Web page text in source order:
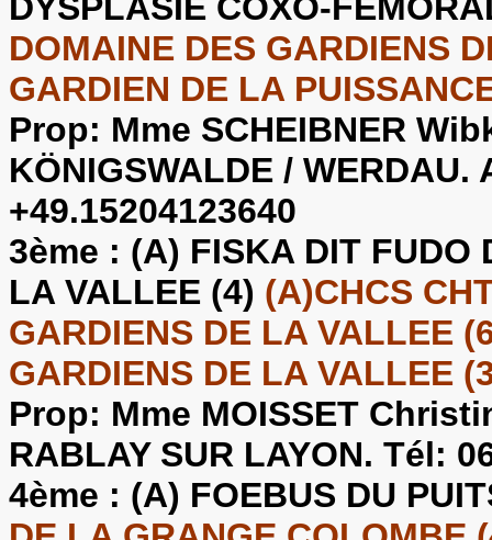
DOMAINE DES GARDIENS
GARDIEN DE LA
Prop: Mme SCHEIBNER
KÖNIGSWALDE / WERDAU.
+49.15204123640
3ème : (A) FISKA DIT FUDO
LA VALLEE (4) (A)CHCS
GARDIENS DE LA VALLEE
GARDIENS DE LA VALLEE
Prop: Mme MOISSET
RABLAY SUR LAYON. Tél:
4ème : (A) FOEBUS DU